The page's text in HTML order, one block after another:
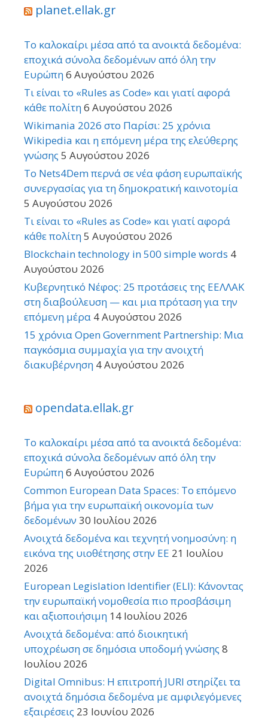
planet.ellak.gr
Το καλοκαίρι μέσα από τα ανοικτά δεδομένα:
εποχικά σύνολα δεδομένων από όλη την
Ευρώπη6 Αυγούστου 2026
Τι είναι το «Rules as Code» και γιατί αφορά
κάθε πολίτη6 Αυγούστου 2026
Wikimania 2026 στο Παρίσι: 25 χρόνια
Wikipedia και η επόμενη μέρα της ελεύθερης
γνώσης 5 Αυγούστου 2026
Το Nets4Dem περνά σε νέα φάση ευρωπαϊκής
συνεργασίας για τη δημοκρατική καινοτομία
5 Αυγούστου 2026
Τι είναι το «Rules as Code» και γιατί αφορά
κάθε πολίτη5 Αυγούστου 2026
Blockchain technology in 500 simple words 4
Αυγούστου 2026
Κυβερνητικό Νέφος: 25 προτάσεις της ΕΕΛΛΑΚ
στη διαβούλευση — και μια πρόταση για την
επόμενη μέρα 4 Αυγούστου 2026
15 χρόνια Open Government Partnership: Μια
παγκόσμια συμμαχία για την ανοιχτή
διακυβέρνηση 4 Αυγούστου 2026
opendata.ellak.gr
Το καλοκαίρι μέσα από τα ανοικτά δεδομένα:
εποχικά σύνολα δεδομένων από όλη την
Ευρώπη6 Αυγούστου 2026
Common European Data Spaces: Το επόμενο
βήμα για την ευρωπαϊκή οικονομία των
δεδομένων 30 Ιουλίου 2026
Ανοιχτά δεδομένα και τεχνητή νοημοσύνη: η
εικόνα της υιοθέτησης στην ΕΕ 21 Ιουλίου
2026
European Legislation Identifier (ELI): Κάνοντας
την ευρωπαϊκή νομοθεσία πιο προσβάσιμη
και αξιοποιήσιμη 14 Ιουλίου 2026
Ανοιχτά δεδομένα: από διοικητική
υποχρέωση σε δημόσια υποδομή γνώσης 8
Ιουλίου 2026
Digital Omnibus: Η επιτροπή JURI στηρίζει τα
ανοιχτά δημόσια δεδομένα με αμφιλεγόμενες
εξαιρέσεις 23 Ιουνίου 2026